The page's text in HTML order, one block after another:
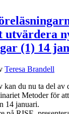
(1) 14
Teresa Brandell
du nu ta del av
Metoder för
14 januari.